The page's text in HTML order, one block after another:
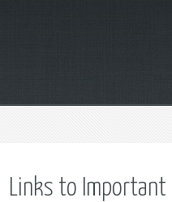
Links to Important